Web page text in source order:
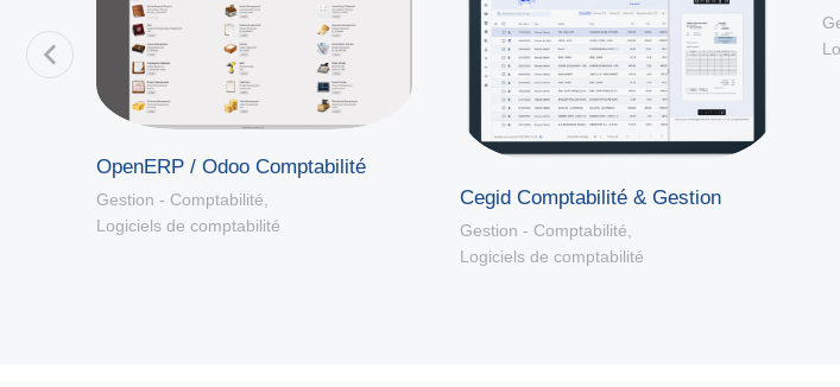
OpenERP / Odoo Comptabilité
Gestion - Comptabilité,
Logiciels de comptabilité
Cegid Comptabilité & Gestion
Gestion - Comptabilité
Logiciels de comptabilité